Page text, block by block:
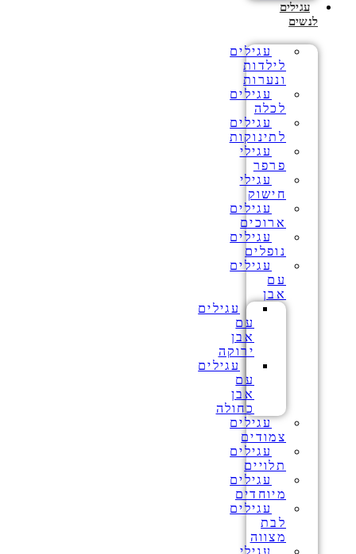
עגילים
לנשים
עגילים
לילדות
ונערות
עגילים
לכלה
עגילים
לתינוקות
עגילי
פרפר
עגילי
חישוק
עגילים
ארוכים
עגילים
נופלים
עגילים
עם
אבן
עגילים
עם
אבן
ירוקה
עגילים
עם
אבן
כחולה
עגילים
צמודים
עגילים
תלויים
עגילים
מיוחדים
עגילים
לבת
מצווה
עגילי